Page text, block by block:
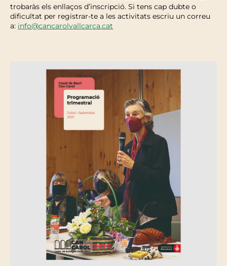
trobaràs els enllaços d’inscripció. Si tens cap dubte o
dificultat per registrar-te a les activitats escriu un correu
a: info@cancarolvallcarca.cat